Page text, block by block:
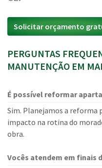
Solicitar orçamento
PERGUNTAS
MANUTENÇÃO EM
É possível reformar
Sim. Planejamos a reforma
impacto na rotina do
obra.
Vocês atendem em finais